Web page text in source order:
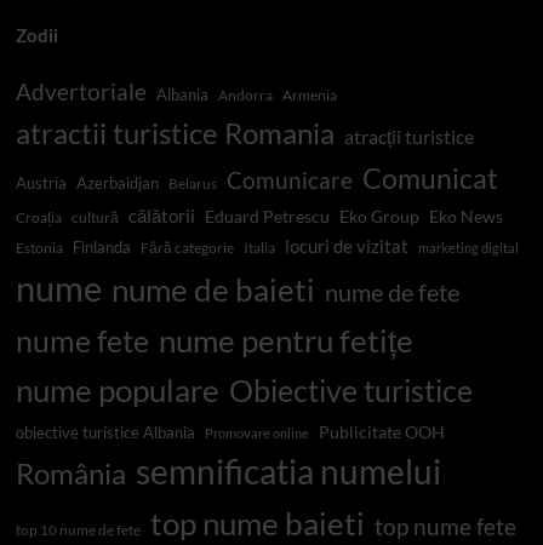
Zodii
Advertoriale Albania Andorra Armenia
atractii turistice Romania atracții turistice
Austria Azerbaidjan Belarus Comunicare Comunicat
Croația cultură călătorii Eduard Petrescu Eko Group Eko News
Estonia Finlanda Fără categorie Italia locuri de vizitat marketing digital
nume nume de baieti nume de fete
nume fete nume pentru fetițe
nume populare Obiective turistice
obiective turistice Albania Promovare online Publicitate OOH
România semnificatia numelui
top 10 nume de fete top nume baieti top nume fete